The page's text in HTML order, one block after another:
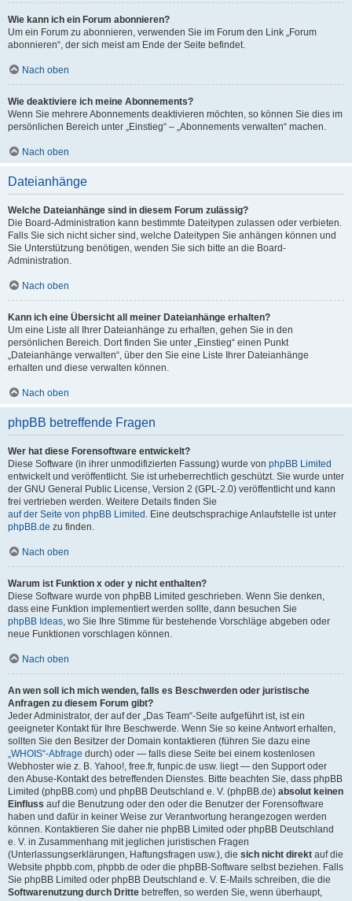
Wie kann ich ein Forum abonnieren?
Um ein Forum zu abonnieren, verwenden Sie im Forum den Link „Forum
abonnieren“, der sich meist am Ende der Seite befindet.
Nach oben
Wie deaktiviere ich meine Abonnements?
Wenn Sie mehrere Abonnements deaktivieren möchten, so können Sie dies im
persönlichen Bereich unter „Einstieg“ – „Abonnements verwalten“ machen.
Nach oben
Dateianhänge
Welche Dateianhänge sind in diesem Forum zulässig?
Die Board-Administration kann bestimmte Dateitypen zulassen oder verbieten.
Falls Sie sich nicht sicher sind, welche Dateitypen Sie anhängen können und
Sie Unterstützung benötigen, wenden Sie sich bitte an die Board-
Administration.
Nach oben
Kann ich eine Übersicht all meiner Dateianhänge erhalten?
Um eine Liste all Ihrer Dateianhänge zu erhalten, gehen Sie in den
persönlichen Bereich. Dort finden Sie unter „Einstieg“ einen Punkt
„Dateianhänge verwalten“, über den Sie eine Liste Ihrer Dateianhänge
erhalten und diese verwalten können.
Nach oben
phpBB betreffende Fragen
Wer hat diese Forensoftware entwickelt?
Diese Software (in ihrer unmodifizierten Fassung) wurde von phpBB Limited
entwickelt und veröffentlicht. Sie ist urheberrechtlich geschützt. Sie wurde unter
der GNU General Public License, Version 2 (GPL-2.0) veröffentlicht und kann
frei vertrieben werden. Weitere Details finden Sie
auf der Seite von phpBB Limited . Eine deutschsprachige Anlaufstelle ist unter
phpBB.de zu finden.
Nach oben
Warum ist Funktion x oder y nicht enthalten?
Diese Software wurde von phpBB Limited geschrieben. Wenn Sie denken,
dass eine Funktion implementiert werden sollte, dann besuchen Sie
phpBB Ideas, wo Sie Ihre Stimme für bestehende Vorschläge abgeben oder
neue Funktionen vorschlagen können.
Nach oben
An wen soll ich mich wenden, falls es Beschwerden oder juristische
Anfragen zu diesem Forum gibt?
Jeder Administrator, der auf der „Das Team“-Seite aufgeführt ist, ist ein
geeigneter Kontakt für Ihre Beschwerde. Wenn Sie so keine Antwort erhalten,
sollten Sie den Besitzer der Domain kontaktieren (führen Sie dazu eine
„WHOIS“-Abfrage durch) oder — falls diese Seite bei einem kostenlosen
Webhoster wie z. B. Yahoo!, free.fr, funpic.de usw. liegt — den Support oder
den Abuse-Kontakt des betreffenden Dienstes. Bitte beachten Sie, dass phpBB
Limited (phpBB.com) und phpBB Deutschland e. V. (phpBB.de) absolut keinen
Einfluss auf die Benutzung oder den oder die Benutzer der Forensoftware
haben und dafür in keiner Weise zur Verantwortung herangezogen werden
können. Kontaktieren Sie daher nie phpBB Limited oder phpBB Deutschland
e. V. in Zusammenhang mit jeglichen juristischen Fragen
(Unterlassungserklärungen, Haftungsfragen usw.), die sich nicht direkt auf die
Website phpbb.com, phpbb.de oder die phpBB-Software selbst beziehen. Falls
Sie phpBB Limited oder phpBB Deutschland e. V. E-Mails schreiben, die die
Softwarenutzung durch Dritte betreffen, so werden Sie, wenn überhaupt,